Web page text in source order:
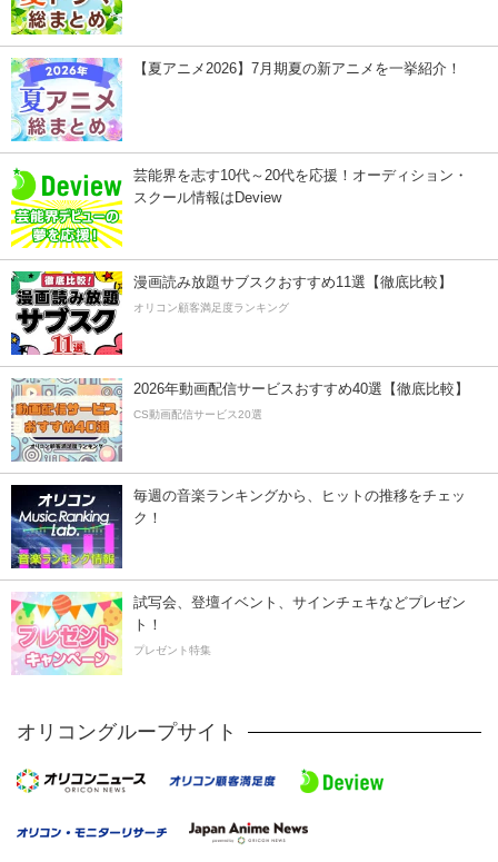
【夏アニメ2026】7月期夏の新アニメを一挙紹介！
芸能界を志す10代～20代を応援！オーディション・
スクール情報はDeview
漫画読み放題サブスクおすすめ11選【徹底比較】
オリコン顧客満足度ランキング
2026年動画配信サービスおすすめ40選【徹底比較】
CS動画配信サービス20選
毎週の音楽ランキングから、ヒットの推移をチェッ
ク！
試写会、登壇イベント、サインチェキなどプレゼン
ト！
プレゼント特集
オリコングループサイト